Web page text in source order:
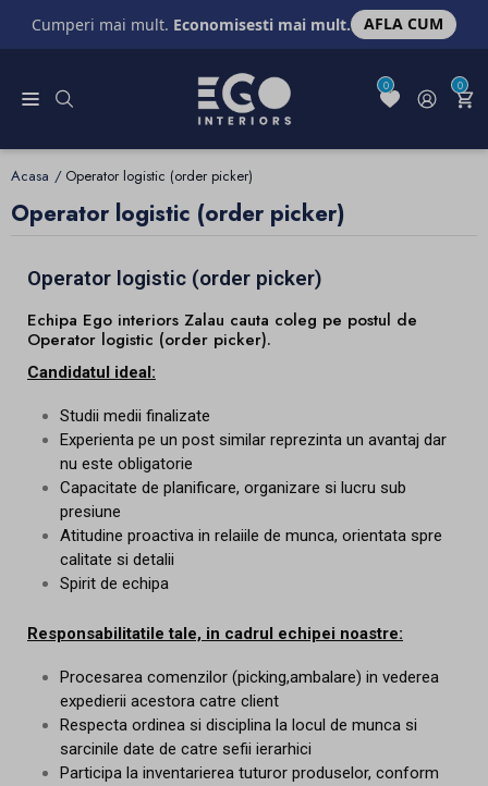
Cumperi mai mult. Economisesti mai mult. AFLA CUM
0 0
Acasa Operator logistic (order picker)
Operator logistic (order picker)
Operator logistic (order picker)
Echipa Ego interiors Zalau cauta coleg pe postul de
Operator logistic (order picker).
Candidatul ideal:
Studii medii finalizate
Experienta pe un post similar reprezinta un avantaj dar
nu este obligatorie
Capacitate de planificare, organizare si lucru sub
presiune
Atitudine proactiva in relaiile de munca, orientata spre
calitate si detalii
Spirit de echipa
Responsabilitatile tale, in cadrul echipei noastre:
Procesarea comenzilor (picking,ambalare) in vederea
expedierii acestora catre client
Respecta ordinea si disciplina la locul de munca si
sarcinile date de catre sefii ierarhici
Participa la inventarierea tuturor produselor, conform